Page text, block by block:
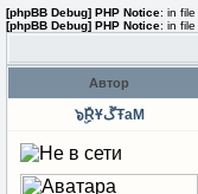
[phpBB Debug] PHP Notice: in file
[phpBB Debug] PHP Notice: in file
Автор
๖ۣۜRҰڱŦaM